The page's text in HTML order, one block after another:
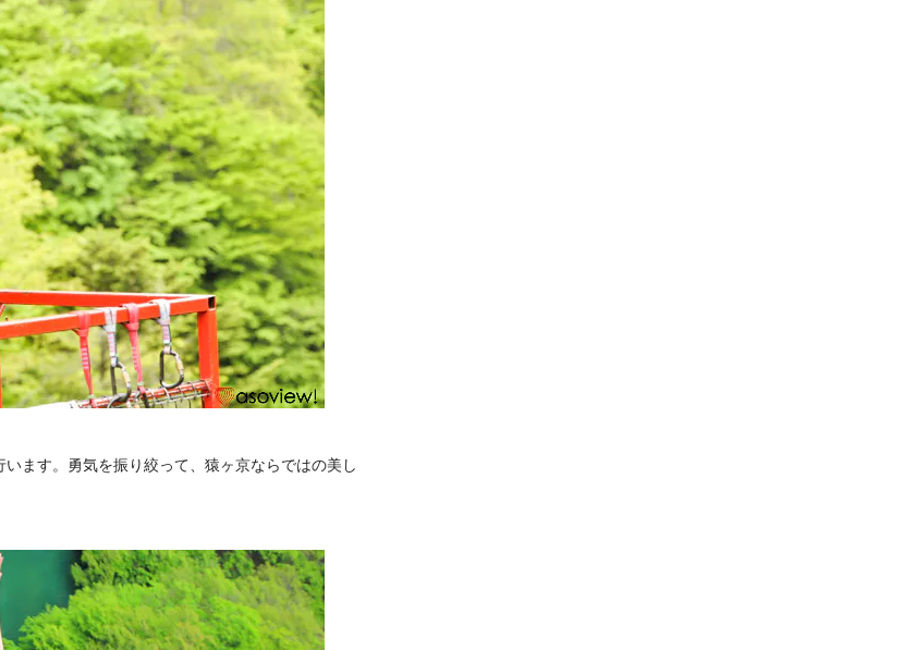
ます。勇気を振り絞って、猿ヶ京ならではの美し